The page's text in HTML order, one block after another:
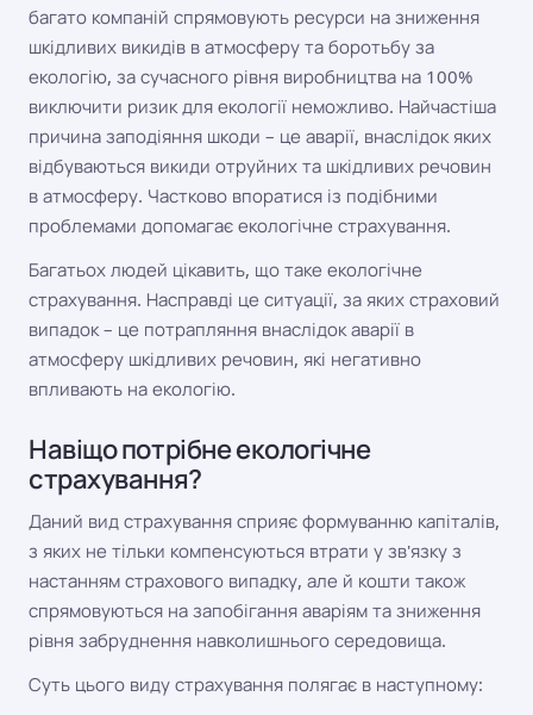
багато компаній спрямовують ресурси на зниження
шкідливих викидів в атмосферу та боротьбу за
екологію, за сучасного рівня виробництва на 100%
виключити ризик для екології неможливо. Найчастіша
причина заподіяння шкоди – це аварії, внаслідок яких
відбуваються викиди отруйних та шкідливих речовин
в атмосферу. Частково впоратися із подібними
проблемами допомагає екологічне страхування.
Багатьох людей цікавить, що таке екологічне
страхування. Насправді це ситуації, за яких страховий
випадок – це потрапляння внаслідок аварії в
атмосферу шкідливих речовин, які негативно
впливають на екологію.
Навіщо потрібне екологічне
страхування?
Даний вид страхування сприяє формуванню капіталів,
з яких не тільки компенсуються втрати у зв'язку з
настанням страхового випадку, але й кошти також
спрямовуються на запобігання аваріям та зниження
рівня забруднення навколишнього середовища.
Суть цього виду страхування полягає в наступному: